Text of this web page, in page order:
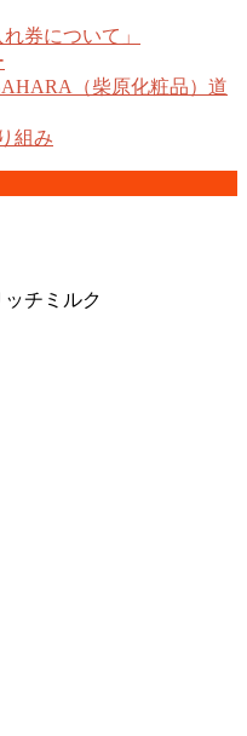
券について」
（柴原化粧品）道
組み
チミルク